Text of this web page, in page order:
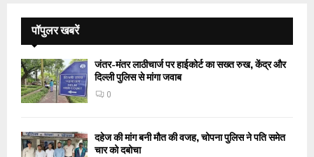
पॉपुलर खबरें
जंतर-मंतर लाठीचार्ज पर हाईकोर्ट का सख्त रुख, केंद्र और
दिल्ली पुलिस से मांगा जवाब
0
दहेज की मांग बनी मौत की वजह, चोपना पुलिस ने पति समेत
चार को दबोचा